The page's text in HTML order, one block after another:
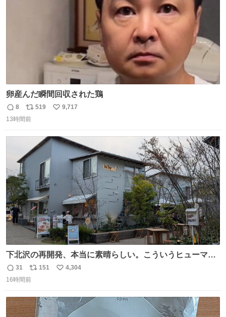
卵産んだ瞬間回収された鶏
返
信
8
リ
ポ
数
519
い
数
9,717
13時間前
下北沢の再開発、本当に素晴らしい。こういうヒューマン
スケールの開発がいいんだよ。
返
信
31
リ
ポ
ト
数
151
い
数
4,304
16時間前